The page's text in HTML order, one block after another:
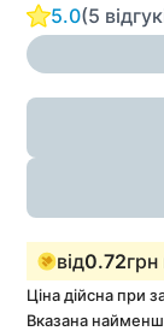
5.0(5
від0.72
Ціна дійсна при
Вказана